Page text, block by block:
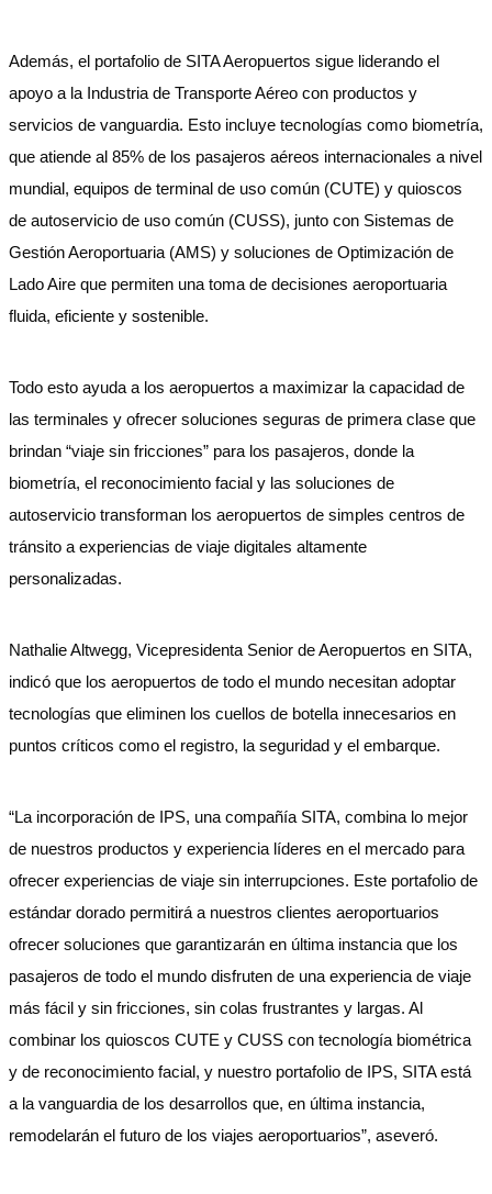
Además, el portafolio de SITA Aeropuertos sigue liderando el
apoyo a la Industria de Transporte Aéreo con productos y
servicios de vanguardia. Esto incluye tecnologías como biometría,
que atiende al 85% de los pasajeros aéreos internacionales a nivel
mundial, equipos de terminal de uso común (CUTE) y quioscos
de autoservicio de uso común (CUSS), junto con Sistemas de
Gestión Aeroportuaria (AMS) y soluciones de Optimización de
Lado Aire que permiten una toma de decisiones aeroportuaria
fluida, eficiente y sostenible.
Todo esto ayuda a los aeropuertos a maximizar la capacidad de
las terminales y ofrecer soluciones seguras de primera clase que
brindan “viaje sin fricciones” para los pasajeros, donde la
biometría, el reconocimiento facial y las soluciones de
autoservicio transforman los aeropuertos de simples centros de
tránsito a experiencias de viaje digitales altamente
personalizadas.
Nathalie Altwegg, Vicepresidenta Senior de Aeropuertos en SITA,
indicó que los aeropuertos de todo el mundo necesitan adoptar
tecnologías que eliminen los cuellos de botella innecesarios en
puntos críticos como el registro, la seguridad y el embarque.
“La incorporación de IPS, una compañía SITA, combina lo mejor
de nuestros productos y experiencia líderes en el mercado para
ofrecer experiencias de viaje sin interrupciones. Este portafolio de
estándar dorado permitirá a nuestros clientes aeroportuarios
ofrecer soluciones que garantizarán en última instancia que los
pasajeros de todo el mundo disfruten de una experiencia de viaje
más fácil y sin fricciones, sin colas frustrantes y largas. Al
combinar los quioscos CUTE y CUSS con tecnología biométrica
y de reconocimiento facial, y nuestro portafolio de IPS, SITA está
a la vanguardia de los desarrollos que, en última instancia,
remodelarán el futuro de los viajes aeroportuarios”, aseveró.